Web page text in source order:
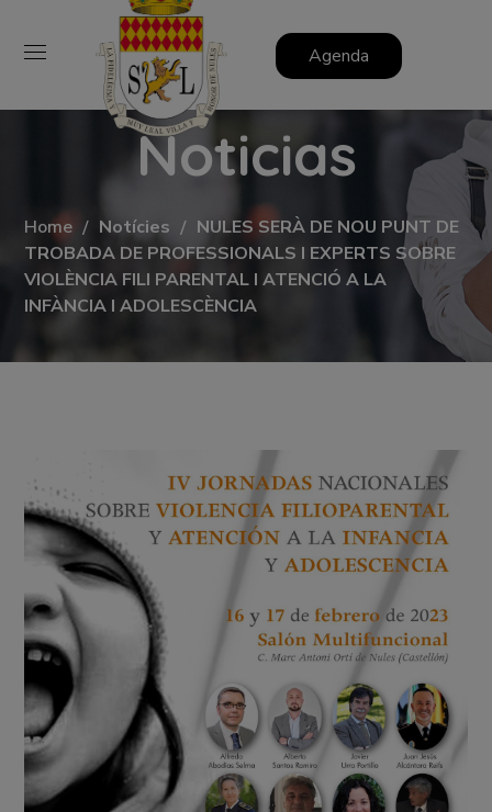
Agenda
Noticias
Home Notícies
NULES SERÀ DE NOU PUNT DE
TROBADA DE PROFESSIONALS I EXPERTS SOBRE
VIOLÈNCIA FILI PARENTAL I ATENCIÓ A LA
INFÀNCIA I ADOLESCÈNCIA